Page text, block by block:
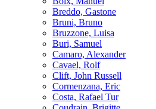
Breddo, Gastone
Bruni, Bruno
Bruzzone, Luisa
Buri, Samuel
Camaro, Alexander
Cavael, Rolf
Clift, John Russell
Cormenzana, Eric
Costa, Rafael Tur